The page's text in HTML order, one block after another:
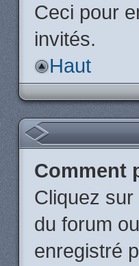
Ceci pour
invités.
Haut
Comment
Cliquez
du forum
enregistré